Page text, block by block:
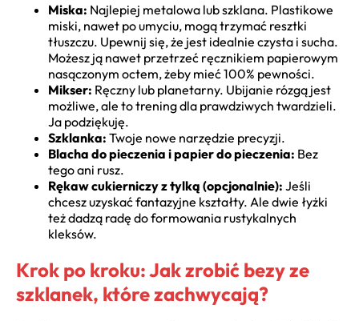
Miska: Najlepiej metalowa lub szklana. Plastikowe
miski, nawet po umyciu, mogą trzymać resztki
tłuszczu. Upewnij się, że jest idealnie czysta i sucha.
Możesz ją nawet przetrzeć ręcznikiem papierowym
nasączonym octem, żeby mieć 100% pewności.
Mikser: Ręczny lub planetarny. Ubijanie rózgą jest
możliwe, ale to trening dla prawdziwych twardzieli.
Ja podziękuję.
Szklanka: Twoje nowe narzędzie precyzji.
Blacha do pieczenia i papier do pieczenia: Bez
tego ani rusz.
Rękaw cukierniczy z tylką (opcjonalnie): Jeśli
chcesz uzyskać fantazyjne kształty. Ale dwie łyżki
też dadzą radę do formowania rustykalnych
kleksów.
Krok po kroku: Jak zrobić bezy ze
szklanek, które zachwycają?